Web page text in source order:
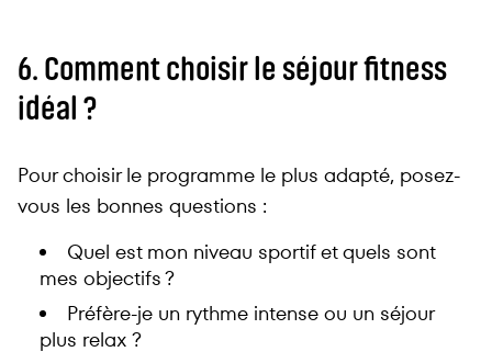
6. Comment choisir le séjour fitness
idéal ?
Pour choisir le programme le plus adapté, posez-
vous les bonnes questions :
Quel est mon niveau sportif et quels sont
mes objectifs ?
Préfère-je un rythme intense ou un séjour
plus relax ?